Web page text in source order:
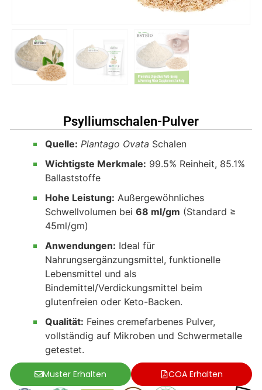
Psylliumschalen-Pulver
Quelle: Plantago Ovata Schalen
Wichtigste Merkmale: 99.5% Reinheit, 85.1%
Ballaststoffe
Hohe Leistung: Außergewöhnliches
Schwellvolumen bei 68 ml/gm (Standard ≥
45ml/gm)
Anwendungen: Ideal für
Nahrungsergänzungsmittel, funktionelle
Lebensmittel und als
Bindemittel/Verdickungsmittel beim
glutenfreien oder Keto-Backen.
Qualität: Feines cremefarbenes Pulver,
vollständig auf Mikroben und Schwermetalle
getestet.
Muster Erhalten COA Erhalten